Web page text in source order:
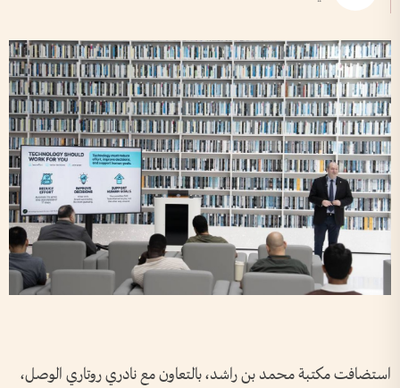
استضافت مكتبة محمد بن راشد، بالتعاون مع نادري روتاري الوصل،